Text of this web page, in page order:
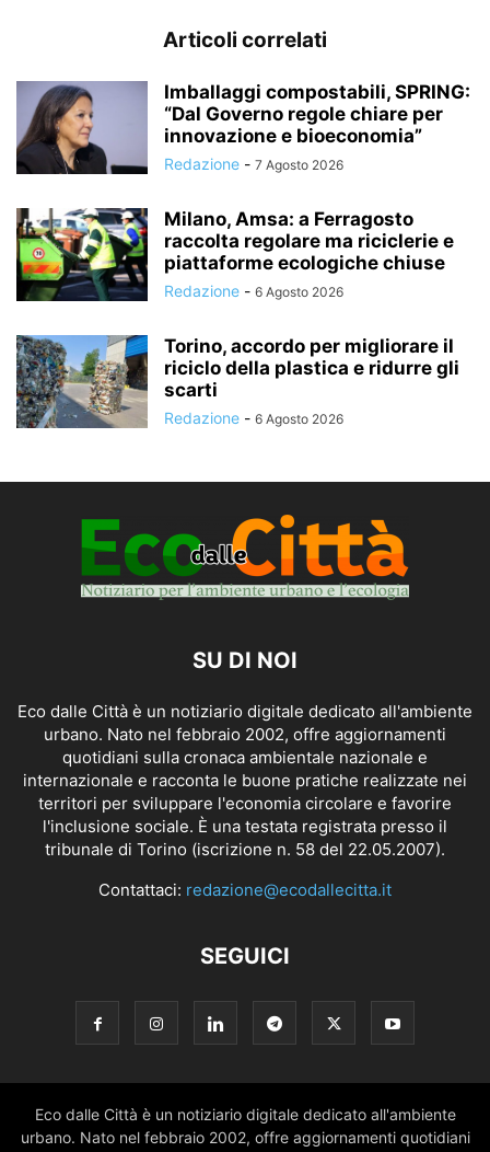
Articoli correlati
Imballaggi compostabili, SPRING:
“Dal Governo regole chiare per
innovazione e bioeconomia”
Redazione - 7 Agosto 2026
Milano, Amsa: a Ferragosto
raccolta regolare ma riciclerie e
piattaforme ecologiche chiuse
Redazione - 6 Agosto 2026
Torino, accordo per migliorare il
riciclo della plastica e ridurre gli
scarti
Redazione - 6 Agosto 2026
SU DI NOI
Eco dalle Città è un notiziario digitale dedicato all'ambiente
urbano. Nato nel febbraio 2002, offre aggiornamenti
quotidiani sulla cronaca ambientale nazionale e
internazionale e racconta le buone pratiche realizzate nei
territori per sviluppare l'economia circolare e favorire
l'inclusione sociale. È una testata registrata presso il
tribunale di Torino (iscrizione n. 58 del 22.05.2007).
Contattaci: redazione@ecodallecitta.it
SEGUICI
Eco dalle Città è un notiziario digitale dedicato all'ambiente
urbano. Nato nel febbraio 2002, offre aggiornamenti quotidiani